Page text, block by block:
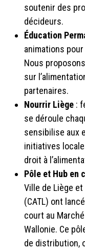
soutenir des
décideurs.
Éducation
animations
Nous
sur
partenaires.
Nourrir Liège :
se déroule
sensibilise aux
initiatives
droit à
Pôle et Hub en
Ville de Liège
(CATL) ont
court au
Wallonie. Ce
de distribution,